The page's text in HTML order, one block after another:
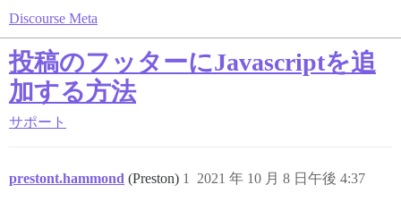
Discourse Meta
投稿のフッターにJavascriptを追
加する方法
サポート
prestont.hammond (Preston) 2021 年 10 月 8 日午後 4:37
1